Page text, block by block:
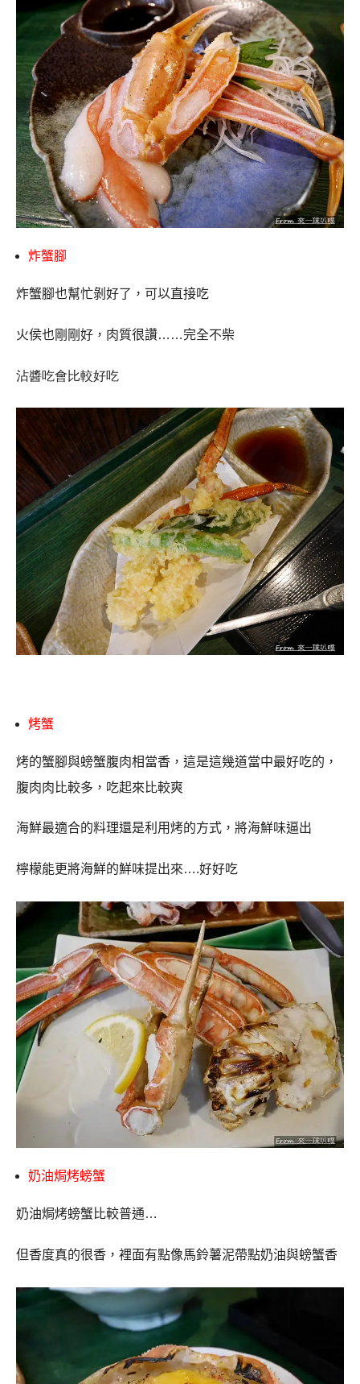
炸蟹腳
炸蟹腳也幫忙剝好了，可以直接吃
火侯也剛剛好，肉質很讚……完全不柴
沾醬吃會比較好吃
烤蟹
烤的蟹腳與螃蟹腹肉相當香，這是這幾道當中最好吃的，
腹肉肉比較多，吃起來比較爽
海鮮最適合的料理還是利用烤的方式，將海鮮味逼出
檸檬能更將海鮮的鮮味提出來….好好吃
奶油焗烤螃蟹
奶油焗烤螃蟹比較普通…
但香度真的很香，裡面有點像馬鈴薯泥帶點奶油與螃蟹香